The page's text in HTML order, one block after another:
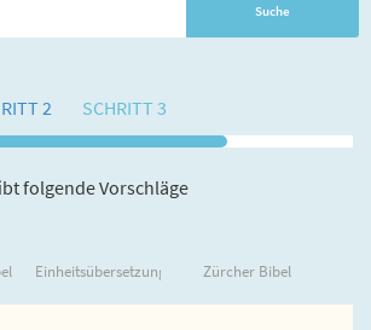
2 SCHRITT 3
folgende Vorschläge
Einheitsübersetzung Zürcher Bibel